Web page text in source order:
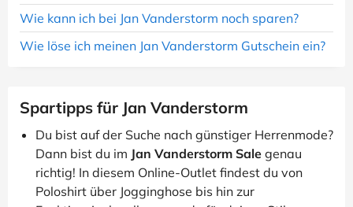
Wie kann ich bei Jan Vanderstorm noch sparen?
Wie löse ich meinen Jan Vanderstorm Gutschein ein?
Spartipps für Jan Vanderstorm
Du bist auf der Suche nach günstiger Herrenmode?
Dann bist du im Jan Vanderstorm Sale genau
richtig! In diesem Online-Outlet findest du von
Poloshirt über Jogginghose bis hin zur